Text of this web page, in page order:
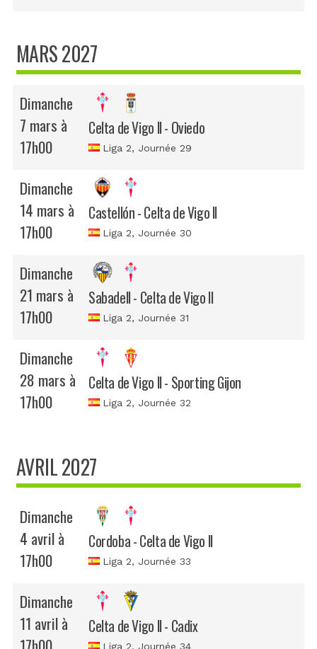
MARS 2027
Dimanche
7 mars à
17h00
Celta de Vigo II - Oviedo
Liga 2, Journée 29
Dimanche
14 mars à
17h00
Castellón - Celta de Vigo II
Liga 2, Journée 30
Dimanche
21 mars à
17h00
Sabadell - Celta de Vigo II
Liga 2, Journée 31
Dimanche
28 mars à
17h00
Celta de Vigo II - Sporting Gijon
Liga 2, Journée 32
AVRIL 2027
Dimanche
4 avril à
17h00
Cordoba - Celta de Vigo II
Liga 2, Journée 33
Dimanche
11 avril à
Celta de Vigo II - Cadix
Liga 2, Journée 34